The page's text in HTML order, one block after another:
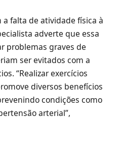
falta de atividade física à
adverte que essa
problemas graves de
ser evitados com a
“Realizar exercícios
diversos benefícios
condições como
arterial”,